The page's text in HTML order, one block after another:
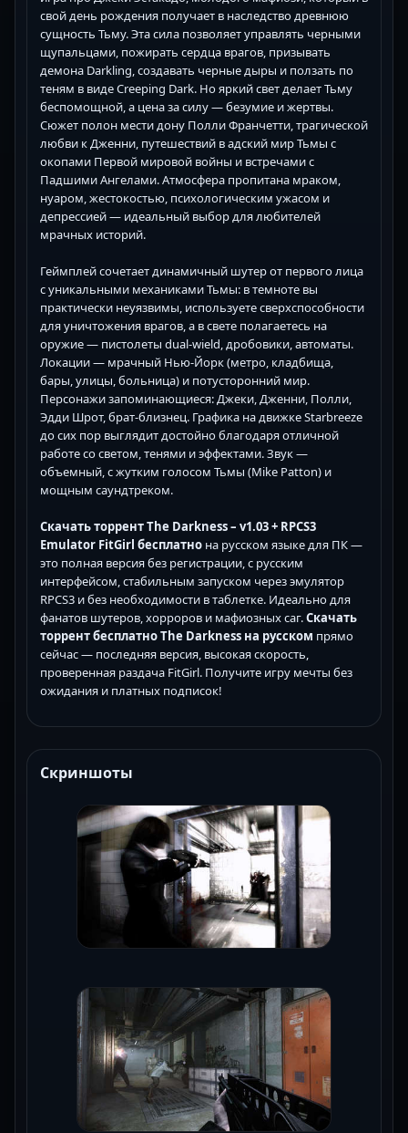
свой день рождения получает в наследство древнюю
сущность Тьму. Эта сила позволяет управлять черными
щупальцами, пожирать сердца врагов, призывать
демона Darkling, создавать черные дыры и ползать по
теням в виде Creeping Dark. Но яркий свет делает Тьму
беспомощной, а цена за силу — безумие и жертвы.
Сюжет полон мести дону Полли Франчетти, трагической
любви к Дженни, путешествий в адский мир Тьмы с
окопами Первой мировой войны и встречами с
Падшими Ангелами. Атмосфера пропитана мраком,
нуаром, жестокостью, психологическим ужасом и
депрессией — идеальный выбор для любителей
мрачных историй.
Геймплей сочетает динамичный шутер от первого лица
с уникальными механиками Тьмы: в темноте вы
практически неуязвимы, используете сверхспособности
для уничтожения врагов, а в свете полагаетесь на
оружие — пистолеты dual-wield, дробовики, автоматы.
Локации — мрачный Нью-Йорк (метро, кладбища,
бары, улицы, больница) и потусторонний мир.
Персонажи запоминающиеся: Джеки, Дженни, Полли,
Эдди Шрот, брат-близнец. Графика на движке Starbreeze
до сих пор выглядит достойно благодаря отличной
работе со светом, тенями и эффектами. Звук —
объемный, с жутким голосом Тьмы (Mike Patton) и
мощным саундтреком.
Скачать торрент The Darkness – v1.03 + RPCS3
Emulator FitGirl бесплатно на русском языке для ПК —
это полная версия без регистрации, с русским
интерфейсом, стабильным запуском через эмулятор
RPCS3 и без необходимости в таблетке. Идеально для
фанатов шутеров, хорроров и мафиозных саг.Скачать
торрент бесплатно The Darkness на русском прямо
сейчас — последняя версия, высокая скорость,
проверенная раздача FitGirl. Получите игру мечты без
ожидания и платных подписок!
Скриншоты